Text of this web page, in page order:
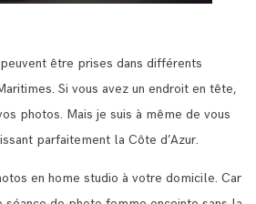
peuvent être prises dans différents
Si vous avez un endroit en tête,
photos. Mais je suis à même de vous
parfaitement la Côte d’Azur.
en home studio à votre domicile. Car